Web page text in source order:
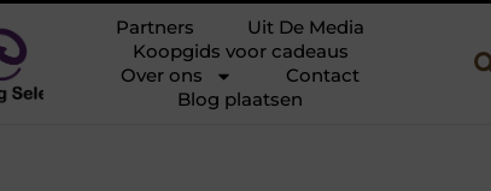
Partners
Uit De Media
Koopgids voor cadeaus
Over ons
Contact
Blog plaatsen